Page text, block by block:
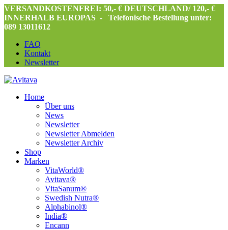
VERSANDKOSTENFREI: 50,- € DEUTSCHLAND/ 120,- €
INNERHALB EUROPAS -
Telefonische Bestellung unter:
089 13011612
FAQ
Kontakt
Newsletter
Home
Über uns
News
Newsletter
Newsletter Abmelden
Newsletter Archiv
Shop
Marken
VitaWorld®
Avitava®
VitaSanum®
Swedish Nutra®
Alphabinol®
India®
Encann